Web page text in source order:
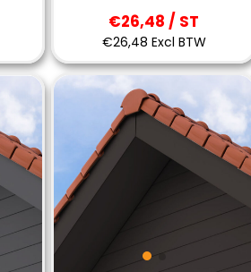
€26,48 / ST
€26,48 Excl BTW